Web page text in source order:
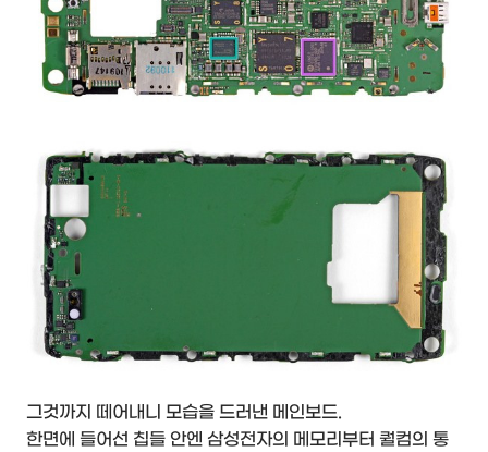
그것까지 떼어내니 모습을 드러낸 메인보드.
한면에 들어선 칩들 안엔 삼성전자의 메모리부터 퀄컴의 통